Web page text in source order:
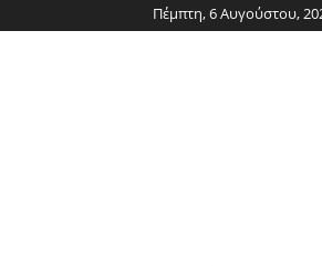
Πέμπτη, 6 Αυγούστου,